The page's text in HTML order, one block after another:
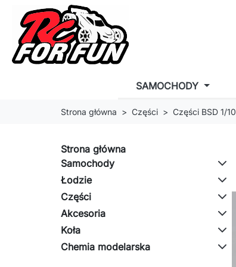
SAMOCHODY
Strona główna Części Części BSD 1/10
Strona główna
Samochody
Łodzie
Części
Akcesoria
Koła
Chemia modelarska